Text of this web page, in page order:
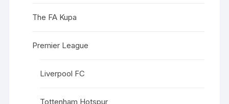
The FA Kupa
Premier League
Liverpool FC
Tottenham Hotspur